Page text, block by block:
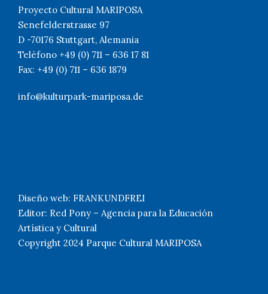
Proyecto Cultural MARIPOSA
Senefelderstrasse 97
D -70176 Stuttgart, Alemania
Teléfono +49 (0) 711 – 636 17 81
Fax: +49 (0) 711 – 636 1879
info@kulturpark-mariposa.de
Diseño web: FRANKUNDFREI
Editor: Red Pony – Agencia para la Educación
Artística y Cultural
Copyright 2024 Parque Cultural MARIPOSA